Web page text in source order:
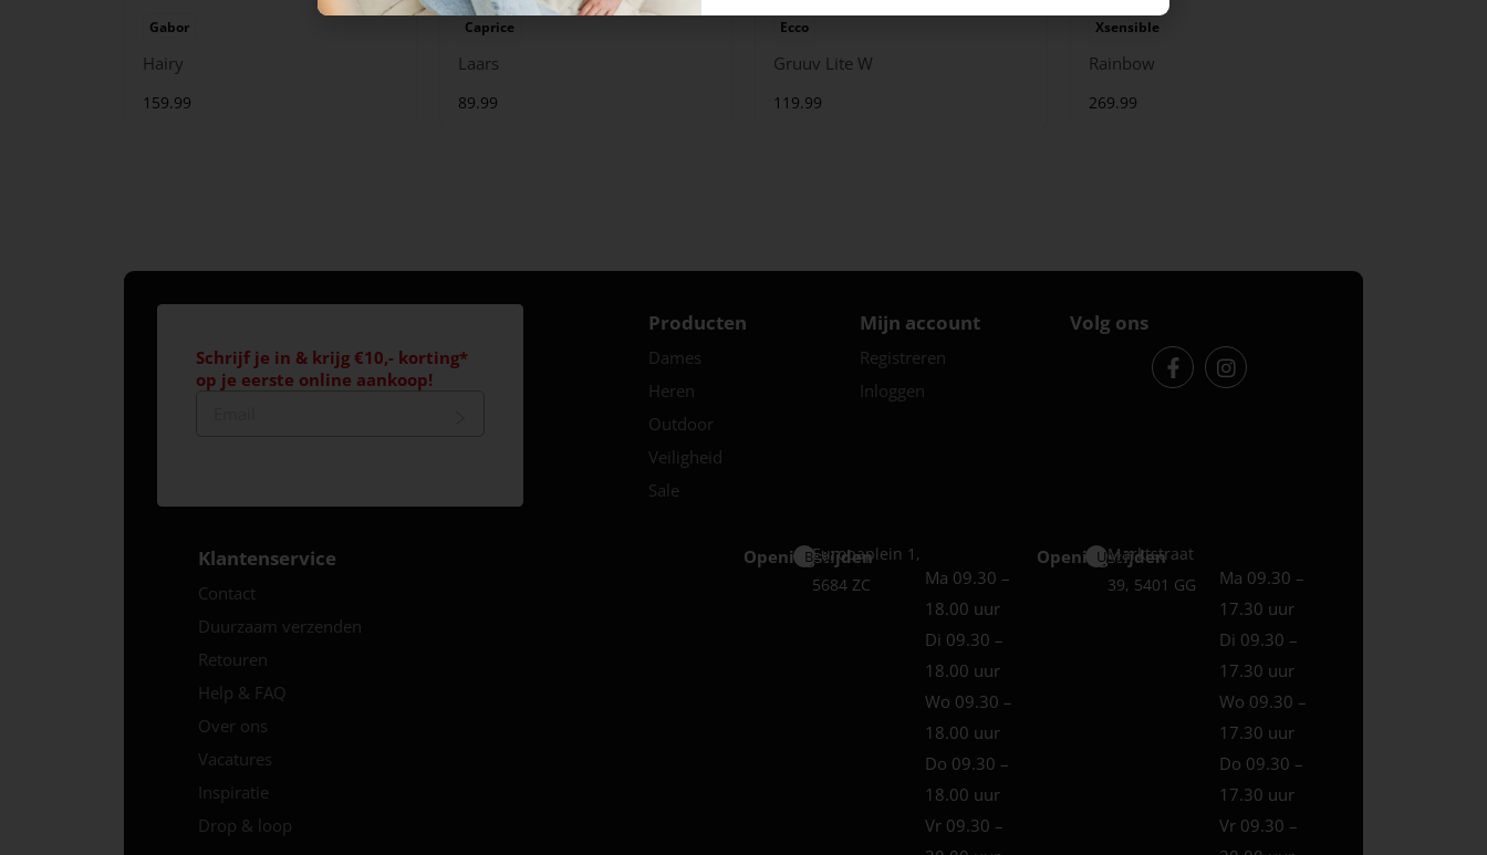
Gabor
Hairy
159.99
Caprice
Laars
89.99
Ecco
Gruuv Lite W
119.99
Xsensible
Rainbow
269.99
Schrijf je in & krijg €10,- korting*
op je eerste online aankoop!
Producten
Dames
Heren
Outdoor
Veiligheid
Sale
Mijn account
Registreren
Inloggen
Volg ons
Klantenservice
Contact
Duurzaam verzenden
Retouren
Help & FAQ
Over ons
Vacatures
Inspiratie
Drop & loop
Openingstijden
Best
Europaplein 1,
5684 ZC
Ma 09.30 –
18.00 uur
Di 09.30 –
18.00 uur
Wo 09.30 –
18.00 uur
Do 09.30 –
18.00 uur
Vr 09.30 –
Openingstijden
Uden
Marktstraat
39, 5401 GG
Ma 09.30 –
17.30 uur
Di 09.30 –
17.30 uur
Wo 09.30 –
17.30 uur
Do 09.30 –
17.30 uur
Vr 09.30 –